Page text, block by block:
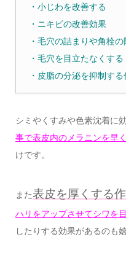
・小じわを改善する
・ニキビの改善効果
・毛穴の詰まりや角栓の
・毛穴を目立たなくする
・皮脂の分泌を抑制する
シミやくすみや色素沈着に
事で表皮内のメラニンを早
けです。
また表皮を厚くする
ハリをアップさせてシワを
したりする効果があるのも